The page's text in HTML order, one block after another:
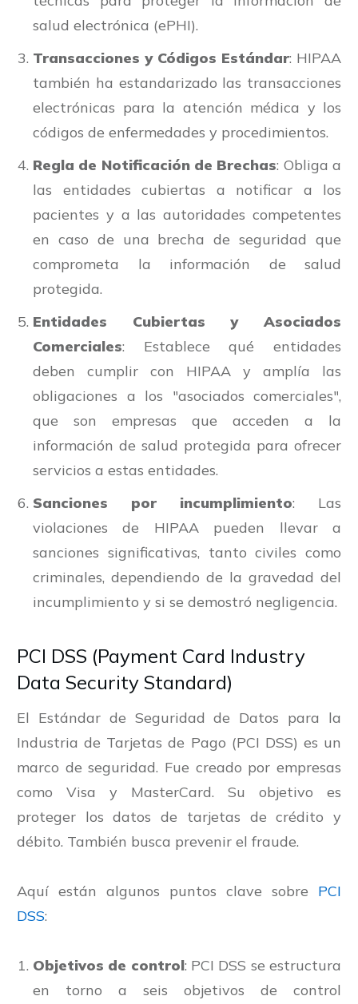
salud electrónica (ePHI).
Transacciones y Códigos Estándar: HIPAA
también ha estandarizado las transacciones
electrónicas para la atención médica y los
códigos de enfermedades y procedimientos.
Regla de Notificación de Brechas: Obliga a
las entidades cubiertas a notificar a los
pacientes y a las autoridades competentes
en caso de una brecha de seguridad que
comprometa la información de salud
protegida.
Entidades Cubiertas y Asociados
Comerciales: Establece qué entidades
deben cumplir con HIPAA y amplía las
obligaciones a los "asociados comerciales",
que son empresas que acceden a la
información de salud protegida para ofrecer
servicios a estas entidades.
Sanciones por incumplimiento: Las
violaciones de HIPAA pueden llevar a
sanciones significativas, tanto civiles como
criminales, dependiendo de la gravedad del
incumplimiento y si se demostró negligencia.
PCI DSS (Payment Card Industry
Data Security Standard)
El Estándar de Seguridad de Datos para la
Industria de Tarjetas de Pago (PCI DSS) es un
marco de seguridad. Fue creado por empresas
como Visa y MasterCard. Su objetivo es
proteger los datos de tarjetas de crédito y
débito. También busca prevenir el fraude.
Aquí están algunos puntos clave sobre PCI
DSS:
Objetivos de control: PCI DSS se estructura
en torno a seis objetivos de control